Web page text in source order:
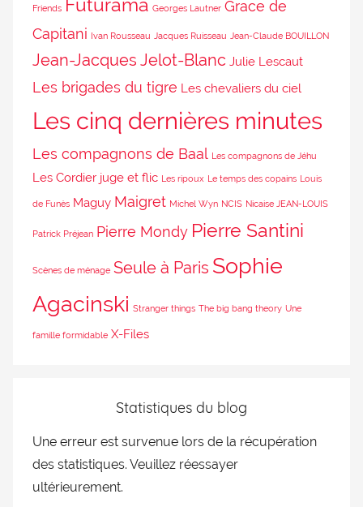
Friends Futurama Georges Lautner Grace de
Capitani Ivan Rousseau Jacques Ruisseau Jean-Claude BOUILLON
Jean-Jacques Jelot-Blanc Julie Lescaut
Les brigades du tigre Les chevaliers du ciel
Les cinq dernières minutes
Les compagnons de Baal Les compagnons de Jéhu
Les Cordier juge et flic Les ripoux Le temps des copains Louis
de Funès Maguy Maigret Michel Wyn NCIS Nicaise JEAN-LOUIS
Patrick Préjean Pierre Mondy Pierre Santini
Scènes de ménage Seule à Paris Sophie
Agacinski Stranger things The big bang theory Une
famille formidable X-Files
Statistiques du blog
Une erreur est survenue lors de la récupération
des statistiques. Veuillez réessayer
ultérieurement.